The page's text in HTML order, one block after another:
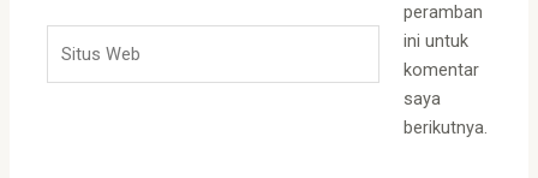
Web
peramban
ini untuk
komentar
saya
berikutnya.